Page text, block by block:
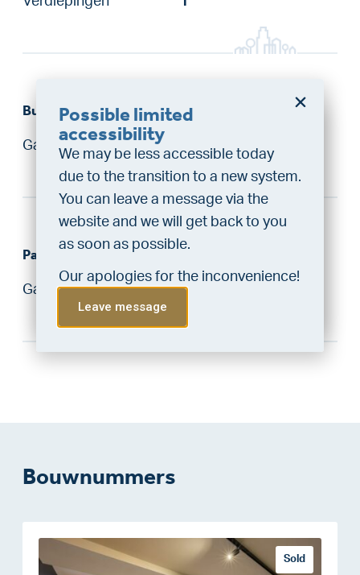
Buitenruimte
Garden types Geen tuin
Parkeergelegenheid
Garage No garage
Bouwnummers
Sold
Do you want a better
chance at being assigned a
home?
Do the financing check and get
“priority” allocation. As an exclusive
service, VLIEG Mortgages offers
Do the check!
Possible limited
accessibility
We may be less accessible today
due to the transition to a new system.
You can leave a message via the
website and we will get back to you
as soon as possible.
Our apologies for the inconvenience!
Leave message